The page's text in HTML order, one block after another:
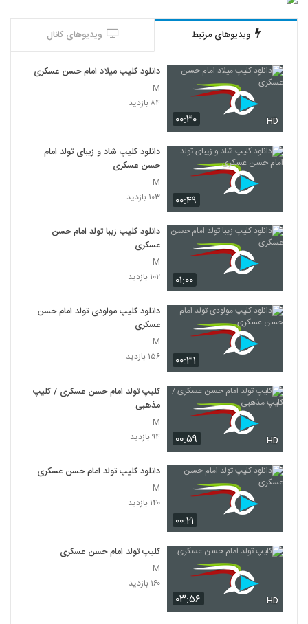
ویدیوهای مرتبط ویدیوهای کانال
۰۰:۳۰ HD
دانلود کلیپ میلاد امام حسن عسکری
M
۸۴ بازدید
۰۰:۴۹
دانلود کلیپ شاد و زیبای تولد امام
حسن عسکری
M
۱۰۳ بازدید
۰۱:۰۰
دانلود کلیپ زیبا تولد امام حسن
عسکری
M
۱۰۲ بازدید
۰۰:۳۱
دانلود کلیپ مولودی تولد امام حسن
عسکری
M
۱۵۶ بازدید
۰۰:۵۹ HD
کلیپ تولد امام حسن عسکری / کلیپ
مذهبی
M
۹۴ بازدید
۰۰:۲۱
دانلود کلیپ تولد امام حسن عسکری
M
۱۴۰ بازدید
۰۳:۵۶ HD
کلیپ تولد امام حسن عسکری
M
۱۶۰ بازدید